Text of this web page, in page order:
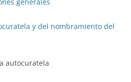
generales
y del nombramiento del